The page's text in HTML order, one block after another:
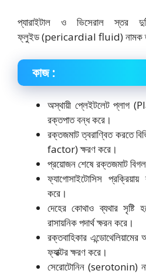
প্যারাইটাল ও ভিসেরাল স্তর
ফ্লুইড (pericardial fluid) নামক
কাজ :
অস্থায়ী প্লেইটলেট প্লাগ
রক্তপাত বন্ধ করে।
রক্তজমাট ত্বরাণ্বিত করতে
factor) ক্ষরণ করে।
প্রয়োজন শেষে রক্তজমাট
ফ্যাগোসাইটোসিস
করে।
দেহের কোথাও ব্যথার
রাসায়নিক পদার্থ ক্ষরন করে।
রক্তবাহিকার
ফ্যাক্টর ক্ষরণ করে।
সেরোটোনিন (serotonin)